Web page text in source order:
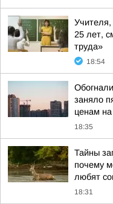
25 лет,
труда»
18:54
заняло
ценам
18:35
Тайны
почему
любят
18:31